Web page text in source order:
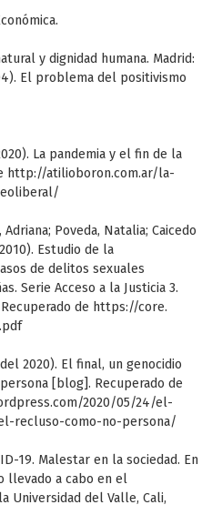
y dignidad humana. Madrid:
El problema del positivismo
La pandemia y el fin de la
http://atilioboron.com.ar/la-
Poveda, Natalia; Caicedo
Estudio de la
de delitos sexuales
Serie Acceso a la Justicia 3.
de https://core.
2020). El final, un genocidio
[blog]. Recuperado de
2020/05/24/el-
recluso-como-no-persona/
19. Malestar en la sociedad. En
llevado a cabo en el
Universidad del Valle, Cali,